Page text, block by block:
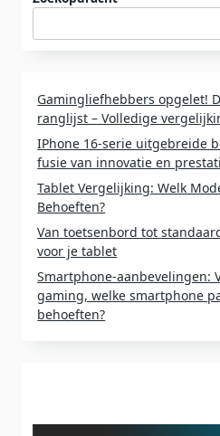
Gamingliefhebbers opgelet!
ranglijst – Volledige
IPhone 16-serie uitgebreide
fusie van innovatie en
Tablet Vergelijking: Welk
Behoeften?
Van toetsenbord tot
voor je tablet
Smartphone-aanbevelingen:
gaming, welke smartphone
behoeften?